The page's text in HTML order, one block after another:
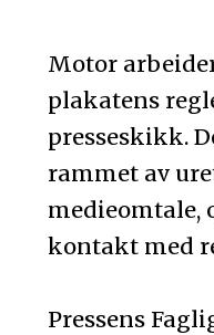
Motor
plakatens
presseskikk.
rammet av
medieomtale,
kontakt med
Pressens